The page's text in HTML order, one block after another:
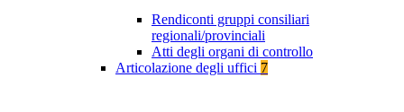
Rendiconti gruppi consiliari
regionali/provinciali
Atti degli organi di controllo
Articolazione degli uffici 7